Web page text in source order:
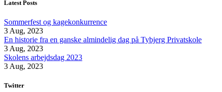
Latest Posts
Sommerfest og kagekonkurrence
3 Aug, 2023
En historie fra en ganske almindelig dag på Tybjerg Privatskole
3 Aug, 2023
Skolens arbejdsdag 2023
3 Aug, 2023
Twitter